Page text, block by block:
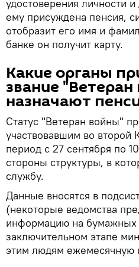
удостоверения личности
ему присуждена пенсия,
отобразит его имя и
банке он получит карту.
Какие органы
звание
назначают
Статус "Ветеран войны"
участвовавшим во второй
период с 27 сентября по
стороны структуры, в
службу.
Данные вносятся в
(некоторые ведомства
информацию на бумажных
заключительном этапе
этим людям ежемесячную